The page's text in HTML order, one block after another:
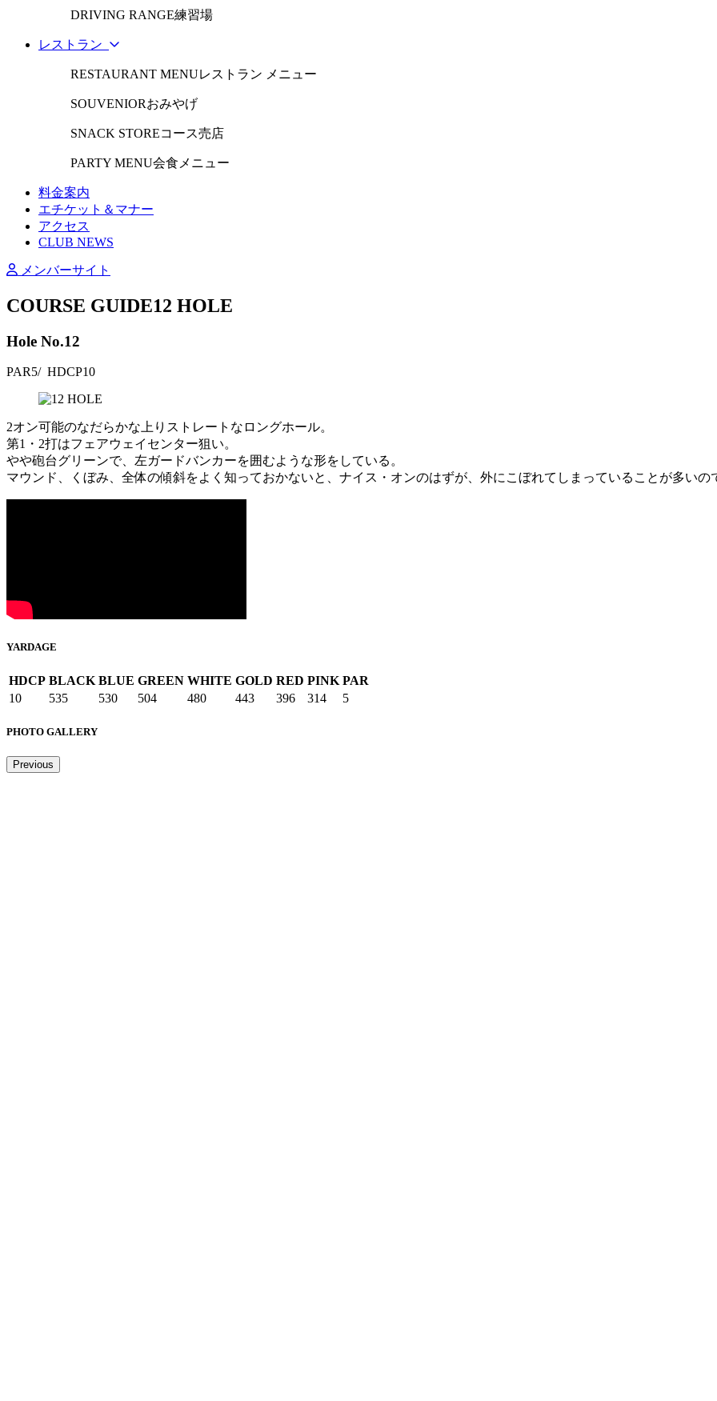
DRIVING RANGE練習場
レストラン
RESTAURANT MENUレストラン メニュー
SOUVENIORおみやげ
SNACK STOREコース売店
PARTY MENU会食メニュー
料金案内
エチケット＆マナー
アクセス
CLUB NEWS
メンバーサイト
COURSE GUIDE12 HOLE
Hole No.12
PAR5/ HDCP10
2オン可能のなだらかな上りストレートなロングホール。
第1・2打はフェアウェイセンター狙い。
やや砲台グリーンで、左ガードバンカーを囲むような形をしている。
マウンド、くぼみ、全体の傾斜をよく知っておかないと、ナイス・オンのはずが、外にこぼれてしまっていることが多いの
YARDAGE
HDCP BLACK BLUE GREEN WHITE GOLD RED PINK PAR
10
535 530 504 480 443 396 314 5
PHOTO GALLERY
Previous